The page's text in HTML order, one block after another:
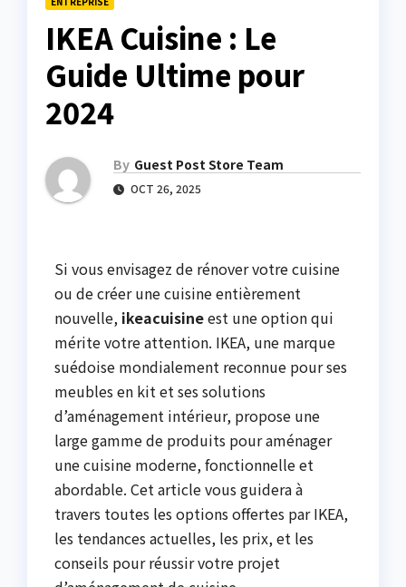
IKEA Cuisine : Le
Guide Ultime pour
2024
By Guest Post Store Team
OCT 26, 2025
Si vous envisagez de rénover votre cuisine
ou de créer une cuisine entièrement
nouvelle, ikeacuisineest une option qui
mérite votre attention. IKEA, une marque
suédoise mondialement reconnue pour ses
meubles en kit et ses solutions
d’aménagement intérieur, propose une
large gamme de produits pour aménager
une cuisine moderne, fonctionnelle et
abordable. Cet article vous guidera à
travers toutes les options offertes par IKEA,
les tendances actuelles, les prix, et les
conseils pour réussir votre projet